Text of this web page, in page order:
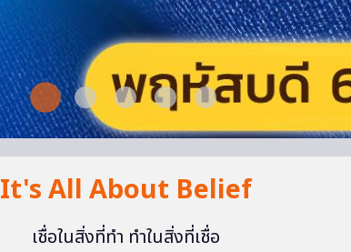
It's All About Belief
เชื่อในสิ่งที่ทำ ทำในสิ่งที่เชื่อ